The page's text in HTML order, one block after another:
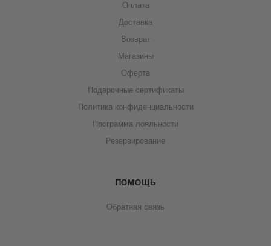
Оплата
Доставка
Возврат
Магазины
Оферта
Подарочные сертификаты
Политика конфиденциальности
Программа лояльности
Резервирование
ПОМОЩЬ
Обратная связь